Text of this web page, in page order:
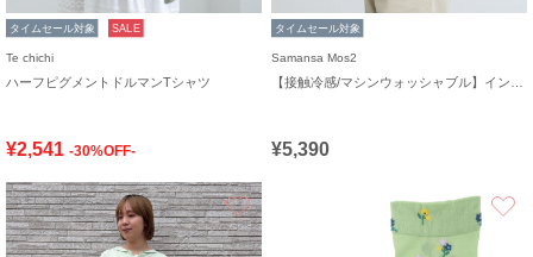
タイムセール対象 SALE
Te chichi
ハーフピグメントドルマンTシャツ
¥2,541 -30%OFF-
タイムセール対象
Samansa Mos2
¥5,390
お気に入り